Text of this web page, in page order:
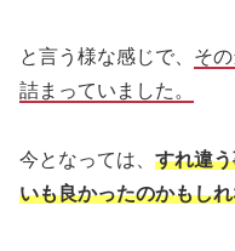
と言う様な感じで、 そ
詰まっていました。
今となっては、 すれ違
いも良かったのかもし